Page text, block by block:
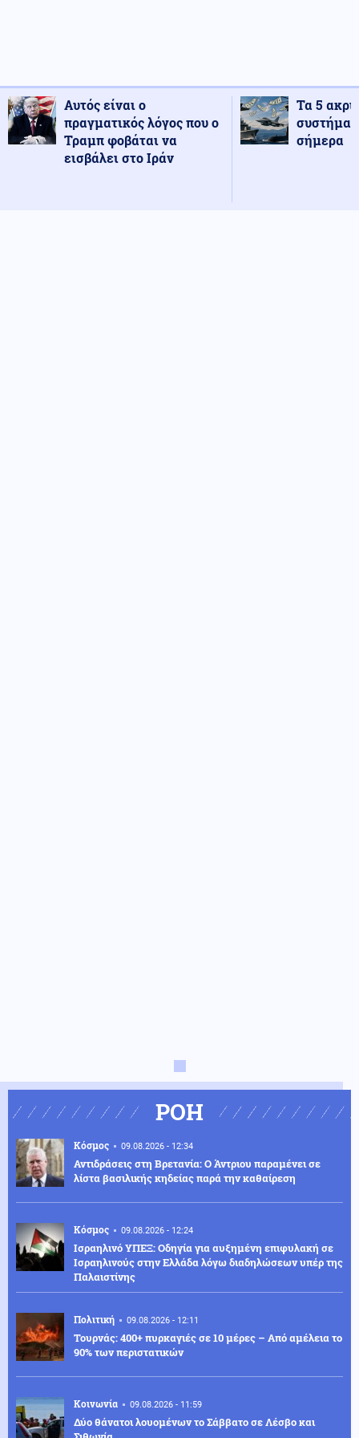
Αυτός είναι ο
πραγματικός λόγος που ο
Τραμπ φοβάται να
εισβάλει στο Ιράν
Τα 5
σήμερα
ΡΟΗ
Κόσμος 09.08.2026 - 12:34
Αντιδράσεις στη Βρετανία: Ο Άντριου παραμένει σε
λίστα βασιλικής κηδείας παρά την καθαίρεση
Κόσμος 09.08.2026 - 12:24
Ισραηλινό ΥΠΕΞ: Οδηγία για αυξημένη επιφυλακή σε
Ισραηλινούς στην Ελλάδα λόγω διαδηλώσεων υπέρ της
Παλαιστίνης
Πολιτική 09.08.2026 - 12:11
Τουρνάς: 400+ πυρκαγιές σε 10 μέρες – Από αμέλεια το
90% των περιστατικών
Κοινωνία 09.08.2026 - 11:59
Δύο θάνατοι λουομένων το Σάββατο σε Λέσβο και